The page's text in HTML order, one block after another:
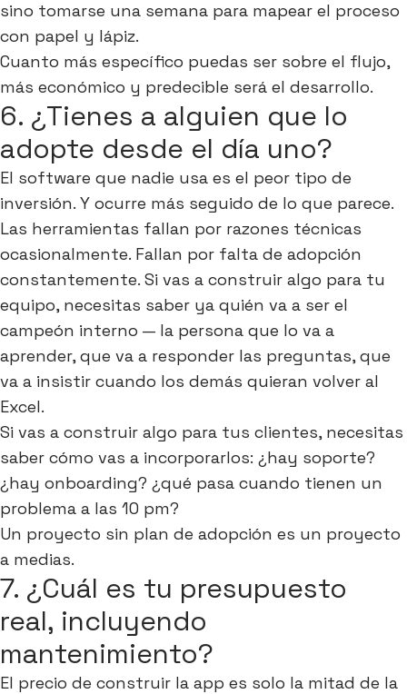
sino tomarse una semana para mapear el proceso
con papel y lápiz.
Cuanto más específico puedas ser sobre el flujo,
más económico y predecible será el desarrollo.
6. ¿Tienes a alguien que lo
adopte desde el día uno?
El software que nadie usa es el peor tipo de
inversión. Y ocurre más seguido de lo que parece.
Las herramientas fallan por razones técnicas
ocasionalmente. Fallan por falta de adopción
constantemente. Si vas a construir algo para tu
equipo, necesitas saber ya quién va a ser el
campeón interno — la persona que lo va a
aprender, que va a responder las preguntas, que
va a insistir cuando los demás quieran volver al
Excel.
Si vas a construir algo para tus clientes, necesitas
saber cómo vas a incorporarlos: ¿hay soporte?
¿hay onboarding? ¿qué pasa cuando tienen un
problema a las 10 pm?
Un proyecto sin plan de adopción es un proyecto
a medias.
7. ¿Cuál es tu presupuesto
real, incluyendo
mantenimiento?
El precio de construir la app es solo la mitad de la